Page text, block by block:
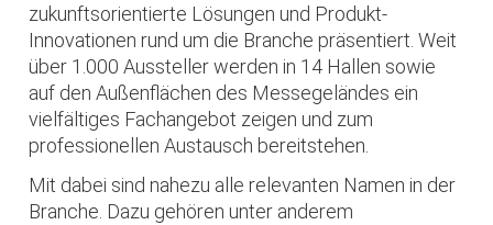
zukunftsorientierte Lösungen und Produkt-
Innovationen rund um die Branche präsentiert. Weit
über 1.000 Aussteller werden in 14 Hallen sowie
auf den Außenflächen des Messegeländes ein
vielfältiges Fachangebot zeigen und zum
professionellen Austausch bereitstehen.
Mit dabei sind nahezu alle relevanten Namen in der
Branche. Dazu gehören unter anderem